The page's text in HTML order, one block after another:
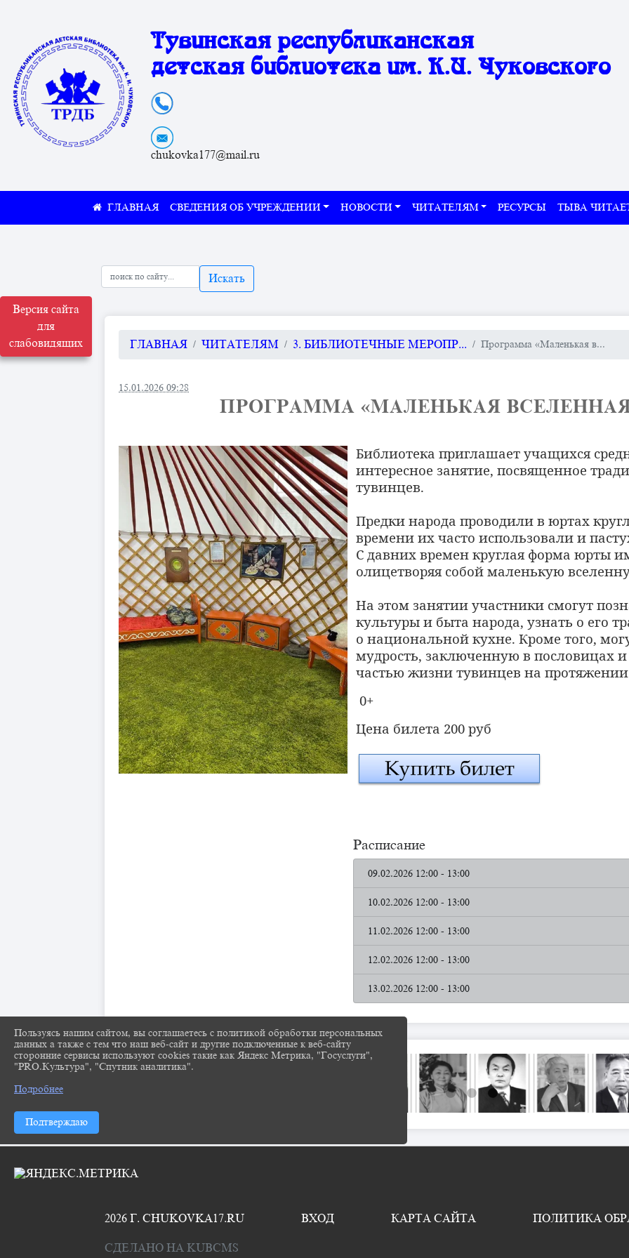
Версия сайта
для
слабовидящих
Тувинская республиканская
детская библиотека им. К.И. Чуковского
chukovka177@mail.ru
СВЕДЕНИЯ ОБ УЧРЕЖДЕНИИ НОВОСТИ ЧИТАТЕЛЯМ РЕСУРСЫ ТЫВА
Искать
ГЛАВНАЯ ЧИТАТЕЛЯМ 3. БИБЛИОТЕЧНЫЕ МЕРОПР... Программа «Маленькая в...
15.01.2026 09:28
ПРОГРАММА «МАЛЕНЬКАЯ
Библиотека приглашает учащихся
интересное занятие, посвященное
тувинцев.
Предки народа проводили в юртах
времени их часто использовали и
С давних времен круглая форма юрты
олицетворяя собой маленькую
На этом занятии участники смогут
культуры и быта народа, узнать о его
о национальной кухне. Кроме того,
мудрость, заключенную в пословицах
частью жизни тувинцев на
0+
Цена билета 200 руб
Расписание
09.02.2026 12:00 - 13:00
10.02.2026 12:00 - 13:00
11.02.2026 12:00 - 13:00
12.02.2026 12:00 - 13:00
13.02.2026 12:00 - 13:00
2026 Г. CHUKOVKA17.RU ВХОД КАРТА САЙТА ПОЛИТИКА
СДЕЛАНО НА KUBCMS
Пользуясь нашим сайтом, вы соглашаетесь с политикой обработки персональных
данных а также с тем что наш веб-сайт и другие подключенные к веб-сайту
сторонние сервисы используют cookies такие как Яндекс Метрика, "Госуслуги",
"PRO.Культура", "Спутник аналитика".
Подробнее
Подтверждаю